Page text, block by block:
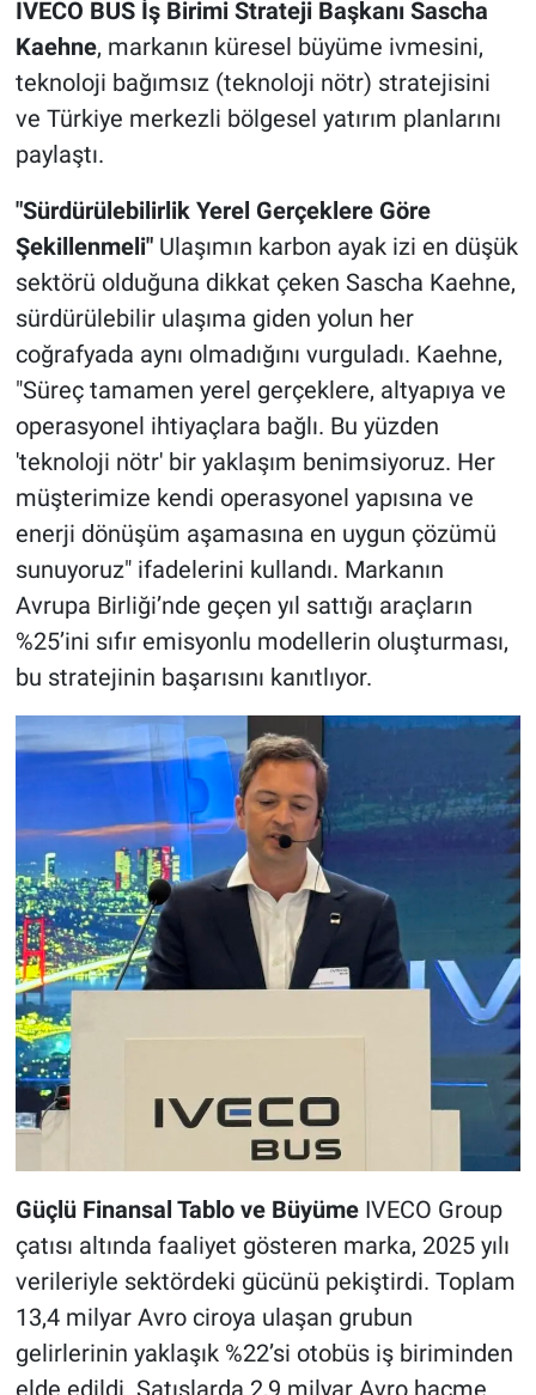
IVECO BUS İş Birimi Strateji Başkanı Sascha
Kaehne, markanın küresel büyüme ivmesini,
teknoloji bağımsız (teknoloji nötr) stratejisini
ve Türkiye merkezli bölgesel yatırım planlarını
paylaştı.
"Sürdürülebilirlik Yerel Gerçeklere Göre
Şekillenmeli"Ulaşımın karbon ayak izi en düşük
sektörü olduğuna dikkat çeken Sascha Kaehne,
sürdürülebilir ulaşıma giden yolun her
coğrafyada aynı olmadığını vurguladı. Kaehne,
"Süreç tamamen yerel gerçeklere, altyapıya ve
operasyonel ihtiyaçlara bağlı. Bu yüzden
'teknoloji nötr' bir yaklaşım benimsiyoruz. Her
müşterimize kendi operasyonel yapısına ve
enerji dönüşüm aşamasına en uygun çözümü
sunuyoruz" ifadelerini kullandı. Markanın
Avrupa Birliği’nde geçen yıl sattığı araçların
%25’ini sıfır emisyonlu modellerin oluşturması,
bu stratejinin başarısını kanıtlıyor.
Güçlü Finansal Tablo ve BüyümeIVECO Group
çatısı altında faaliyet gösteren marka, 2025 yılı
verileriyle sektördeki gücünü pekiştirdi. Toplam
13,4 milyar Avro ciroya ulaşan grubun
gelirlerinin yaklaşık %22’si otobüs iş biriminden
elde edildi. Satışlarda 2,9 milyar Avro hacme